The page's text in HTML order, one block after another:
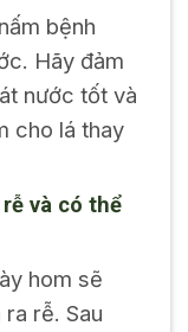
bệnh
Hãy đảm
nước tốt và
cho lá thay
và có thể
hom sẽ
rễ. Sau